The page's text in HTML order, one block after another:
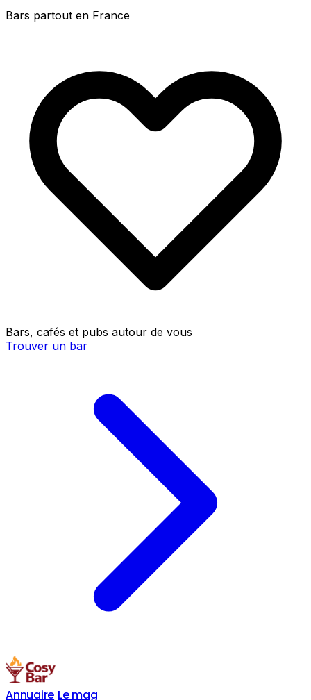
Bars partout en France
Bars, cafés et pubs autour de vous
Trouver un bar
Annuaire Le mag